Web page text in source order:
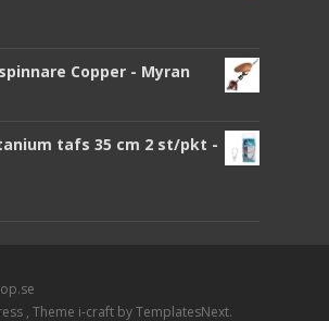
Copper - Myran
tafs 35 cm 2 st/pkt -
, Theme i-craft by TemplatesNext.